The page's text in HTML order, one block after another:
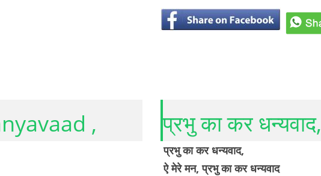
, प्रभु का कर धन्यवाद,
प्रभु का कर धन्यवाद,
ऐ मेरे मन, प्रभु का कर धन्यवाद